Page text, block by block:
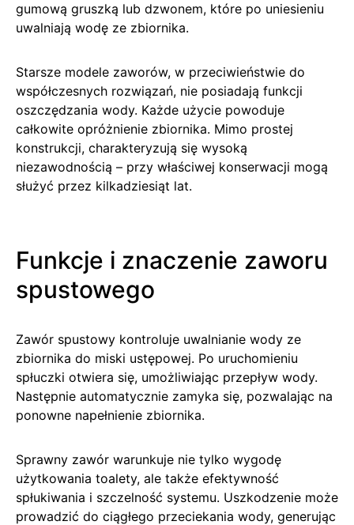
gumową gruszką lub dzwonem, które po uniesieniu
uwalniają wodę ze zbiornika.
Starsze modele zaworów, w przeciwieństwie do
współczesnych rozwiązań, nie posiadają funkcji
oszczędzania wody. Każde użycie powoduje
całkowite opróżnienie zbiornika. Mimo prostej
konstrukcji, charakteryzują się wysoką
niezawodnością – przy właściwej konserwacji mogą
służyć przez kilkadziesiąt lat.
Funkcje i znaczenie zaworu
spustowego
Zawór spustowy kontroluje uwalnianie wody ze
zbiornika do miski ustępowej. Po uruchomieniu
spłuczki otwiera się, umożliwiając przepływ wody.
Następnie automatycznie zamyka się, pozwalając na
ponowne napełnienie zbiornika.
Sprawny zawór warunkuje nie tylko wygodę
użytkowania toalety, ale także efektywność
spłukiwania i szczelność systemu. Uszkodzenie może
prowadzić do ciągłego przeciekania wody, generując